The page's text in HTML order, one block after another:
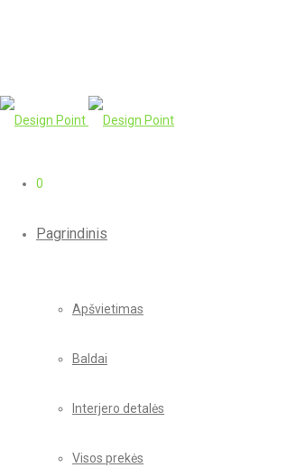
0
Pagrindinis
Apšvietimas
Baldai
Interjero detalės
Visos prekės